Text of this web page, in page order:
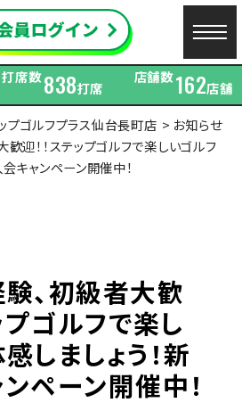
打席数838打席
店舗数162店舗
プゴルフプラス仙台長町店
お知らせ
迎！！ステップゴルフで楽しいゴルフ
キャンペーン開催中！
、初級者大歓
プゴルフで楽し
しましょう！新
ペーン開催中！